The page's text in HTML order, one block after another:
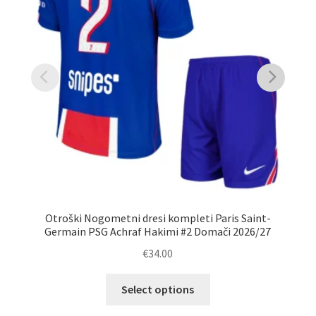
Otroški Nogometni dresi kompleti Paris Saint-
Germain PSG Achraf Hakimi #2 Domači 2026/27
€34.00
Select options